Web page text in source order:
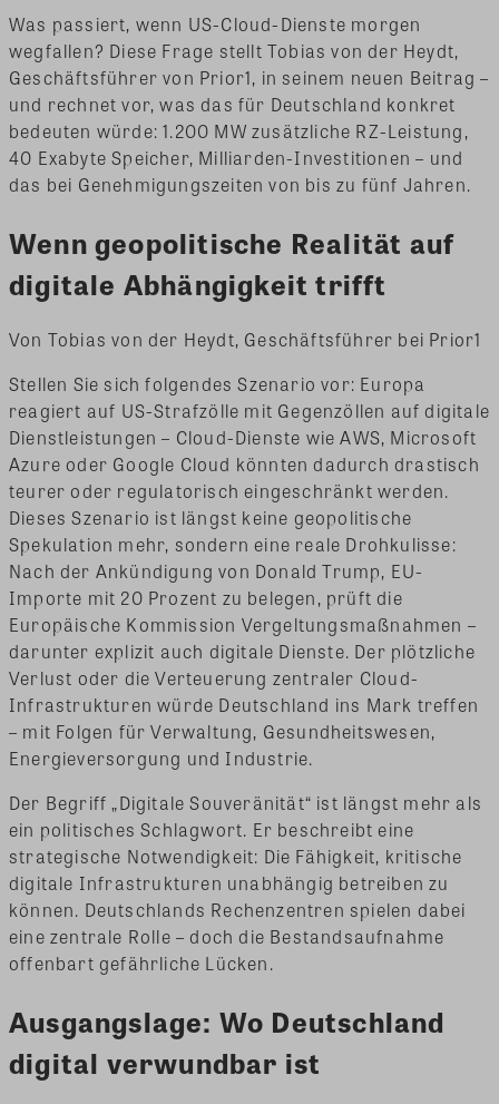
Was passiert, wenn US-Cloud-Dienste morgen
wegfallen? Diese Frage stellt Tobias von der Heydt,
Geschäftsführer von Prior1, in seinem neuen Beitrag –
und rechnet vor, was das für Deutschland konkret
bedeuten würde: 1.200 MW zusätzliche RZ-Leistung,
40 Exabyte Speicher, Milliarden-Investitionen – und
das bei Genehmigungszeiten von bis zu fünf Jahren.
Wenn geopolitische Realität auf
digitale Abhängigkeit trifft
Von Tobias von der Heydt, Geschäftsführer bei Prior1
Stellen Sie sich folgendes Szenario vor: Europa
reagiert auf US-Strafzölle mit Gegenzöllen auf digitale
Dienstleistungen – Cloud-Dienste wie AWS, Microsoft
Azure oder Google Cloud könnten dadurch drastisch
teurer oder regulatorisch eingeschränkt werden.
Dieses Szenario ist längst keine geopolitische
Spekulation mehr, sondern eine reale Drohkulisse:
Nach der Ankündigung von Donald Trump, EU-
Importe mit 20 Prozent zu belegen, prüft die
Europäische Kommission Vergeltungsmaßnahmen –
darunter explizit auch digitale Dienste. Der plötzliche
Verlust oder die Verteuerung zentraler Cloud-
Infrastrukturen würde Deutschland ins Mark treffen
– mit Folgen für Verwaltung, Gesundheitswesen,
Energieversorgung und Industrie.
Der Begriff „Digitale Souveränität“ ist längst mehr als
ein politisches Schlagwort. Er beschreibt eine
strategische Notwendigkeit: Die Fähigkeit, kritische
digitale Infrastrukturen unabhängig betreiben zu
können. Deutschlands Rechenzentren spielen dabei
eine zentrale Rolle – doch die Bestandsaufnahme
offenbart gefährliche Lücken.
Ausgangslage: Wo Deutschland
digital verwundbar ist